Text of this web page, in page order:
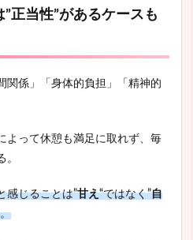
正当性”があるケースも
関係」「身体的負担」「精神的
よって休憩も満足に取れず、毎
。
感じることは”甘え“ではなく”自